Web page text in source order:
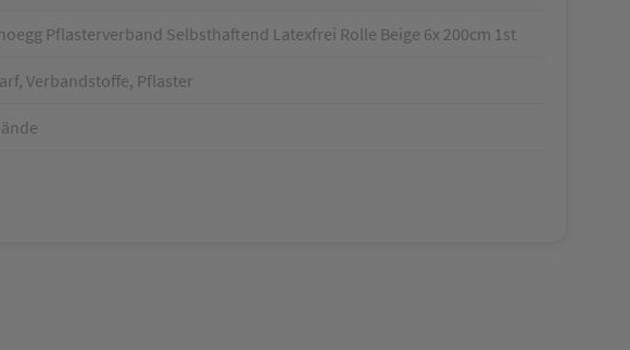
Pflasterverband Selbsthaftend Latexfrei Rolle Beige 6x 200cm 1st
Verbandstoffe, Pflaster